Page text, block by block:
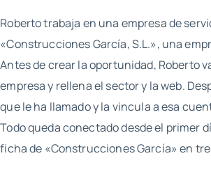
Roberto trabaja en una empresa de
«Construcciones García, S.L.», una
Antes de crear la oportunidad, Roberto
empresa y rellena el sector y la web.
que le ha llamado y la vincula a esa
Todo queda conectado desde el primer
ficha de «Construcciones García» en